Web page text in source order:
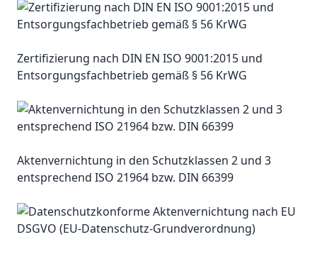
Zertifizierung nach DIN EN ISO 9001:2015 und
Entsorgungsfachbetrieb gemäß § 56 KrWG
Aktenvernichtung in den Schutzklassen 2 und 3
entsprechend ISO 21964 bzw. DIN 66399